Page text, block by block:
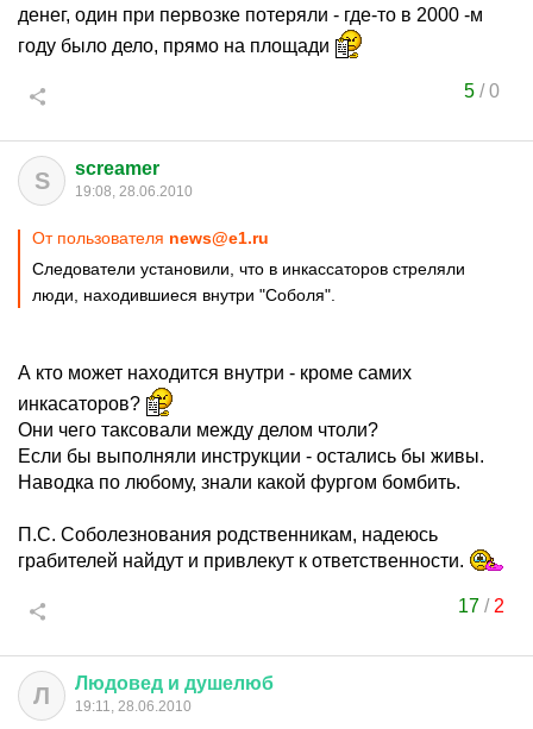
денег, один при первозке потеряли - где-то в 2000 -м
году было дело, прямо на площади
5/0
S screamer
19:08, 28.06.2010
От пользователя news@e1.ru
Следователи установили, что в инкассаторов стреляли
люди, находившиеся внутри "Соболя".
А кто может находится внутри - кроме самих
инкасаторов?
Они чего таксовали между делом чтоли?
Если бы выполняли инструкции - остались бы живы.
Наводка по любому, знали какой фургом бомбить.
П.С. Соболезнования родственникам, надеюсь
грабителей найдут и привлекут к ответственности.
17 / 2
Л Людовед и душелюб
19:11, 28.06.2010